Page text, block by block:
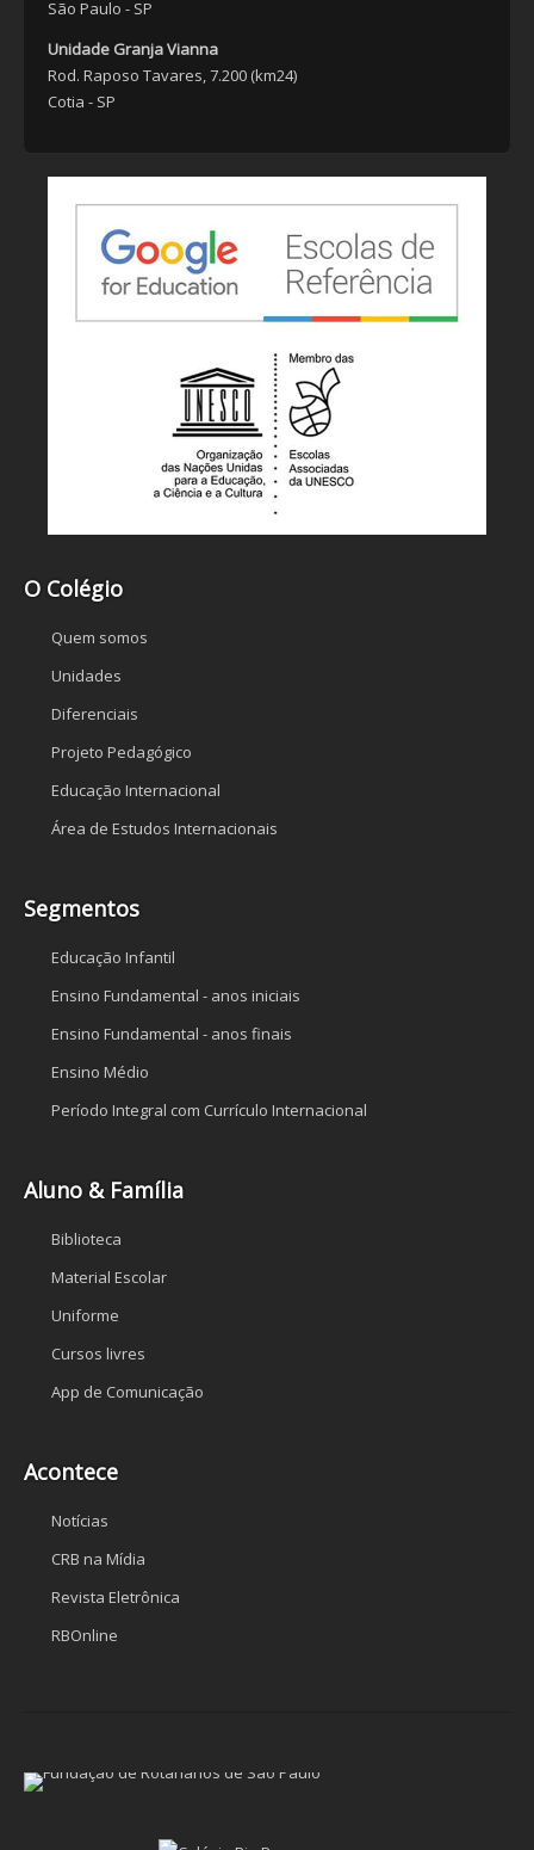
São Paulo - SP
Unidade Granja Vianna
Rod. Raposo Tavares, 7.200 (km24)
Cotia - SP
O Colégio
Quem somos
Unidades
Diferenciais
Projeto Pedagógico
Educação Internacional
Área de Estudos Internacionais
Segmentos
Educação Infantil
Ensino Fundamental - anos iniciais
Ensino Fundamental - anos finais
Ensino Médio
Período Integral com Currículo Internacional
Aluno & Família
Biblioteca
Material Escolar
Uniforme
Cursos livres
App de Comunicação
Acontece
Notícias
CRB na Mídia
Revista Eletrônica
RBOnline